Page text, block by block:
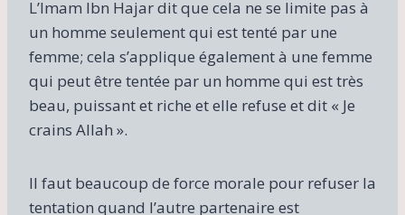
L’Imam Ibn Hajar dit que cela ne se limite pas à
un homme seulement qui est tenté par une
femme; cela s’applique également à une femme
qui peut être tentée par un homme qui est très
beau, puissant et riche et elle refuse et dit « Je
crains Allah ».
Il faut beaucoup de force morale pour refuser la
tentation quand l’autre partenaire est